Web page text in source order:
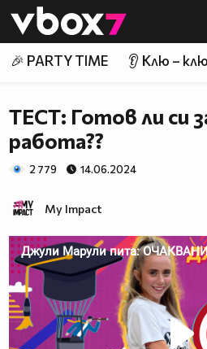
👾
🎉 PARTY TIME 👂 Клю – клю
TЕСТ: Готов ли си
работа??
2 779 14.06.2024
My Impact